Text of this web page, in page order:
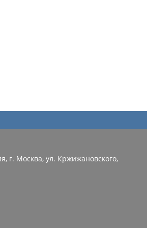
г. Москва, ул. Кржижановского,